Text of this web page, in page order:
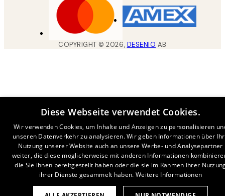
COPYRIGHT ©2026, DESENIO AB
Diese Webseite verwendet Cookies.
Wir verwenden Cookies, um Inhalte und Anzeigen zu personalisieren
unseren Datenverkehr zu analysieren. Wir geben Informationen über
Nutzung unserer Website auch an unsere Werbe- und Analysepartner
weiter, die diese möglicherweise mit anderen Informationen
die Sie ihnen bereitgestellt haben oder die sie im Rahmen Ihrer
ihrer Dienste gesammelt haben. Weitere Informationen